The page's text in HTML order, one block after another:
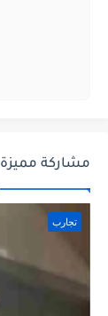
مشاركة مميزة
تجارب